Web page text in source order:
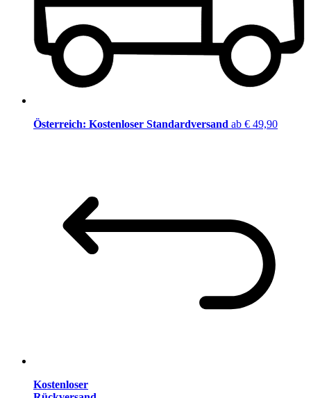
Österreich: Kostenloser Standardversand ab € 49,90
Kostenloser